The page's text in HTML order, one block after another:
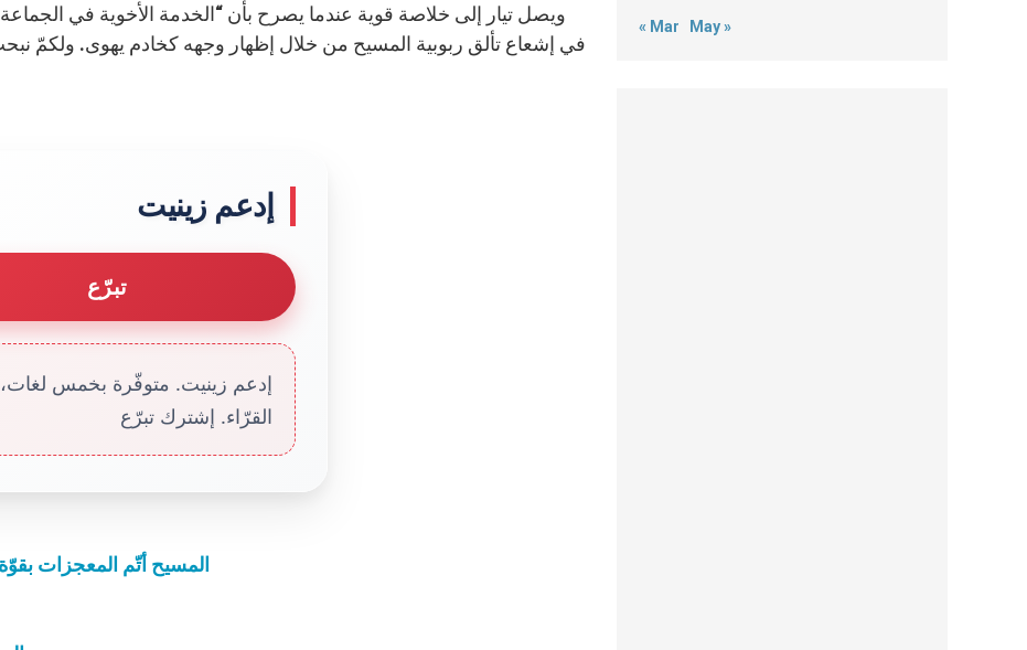
ويصل تيار إلى خلاصة قوية عندما يصرح بأن “الخدمة الأخوية في
في إشعاع تألق ربوبية المسيح من خلال إظهار وجهه كخادم يهوى. ولكمّ
إدعم زينيت
تبرّع
إدعم زينيت. متوفّرة بخمس لغات،
القرّاء. إشترك تبرّع
المسيح أتّم المعجزات بقوّة
« Mar May »